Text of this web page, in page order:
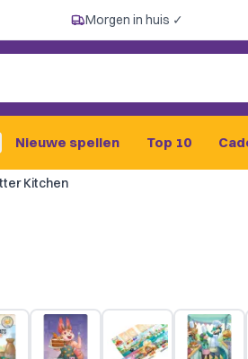
Morgen in huis ✓
Nieuwe spellen Top 10
Kitchen